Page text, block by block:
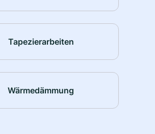
Tapezierarbeiten
Wärmedämmung